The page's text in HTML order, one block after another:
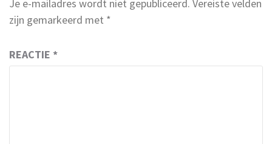
Je e-mailadres wordt niet gepubliceerd. Vereiste velden
zijn gemarkeerd met *
REACTIE *